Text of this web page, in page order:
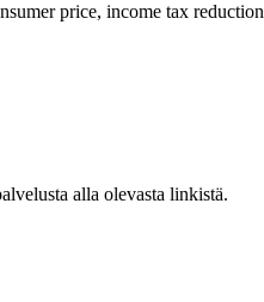
price, income tax reduction
alla olevasta linkistä.